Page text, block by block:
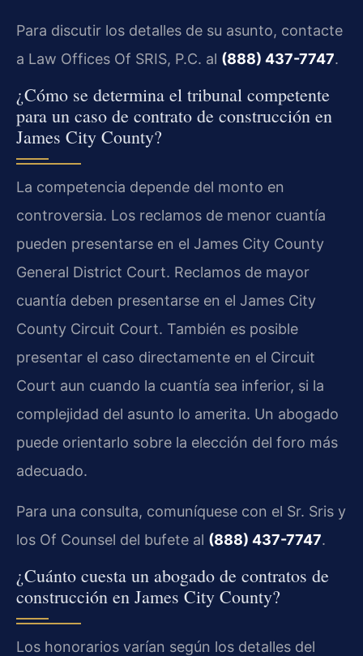
Para discutir los detalles de su asunto, contacte
a Law Offices Of SRIS, P.C. al (888) 437-7747.
¿Cómo se determina el tribunal competente
para un caso de contrato de construcción en
James City County?
La competencia depende del monto en
controversia. Los reclamos de menor cuantía
pueden presentarse en el James City County
General District Court. Reclamos de mayor
cuantía deben presentarse en el James City
County Circuit Court. También es posible
presentar el caso directamente en el Circuit
Court aun cuando la cuantía sea inferior, si la
complejidad del asunto lo amerita. Un abogado
puede orientarlo sobre la elección del foro más
adecuado.
Para una consulta, comuníquese con el Sr. Sris y
los Of Counsel del bufete al (888) 437-7747.
¿Cuánto cuesta un abogado de contratos de
construcción en James City County?
Los honorarios varían según los detalles del